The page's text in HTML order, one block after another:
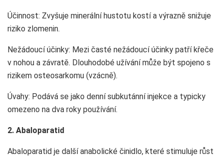
Účinnost: Zvyšuje minerální hustotu kostí a výrazně snižuje
riziko zlomenin.
Nežádoucí účinky: Mezi časté nežádoucí účinky patří křeče
v nohou a závratě. Dlouhodobé užívání může být spojeno s
rizikem osteosarkomu (vzácně).
Úvahy: Podává se jako denní subkutánní injekce a typicky
omezeno na dva roky používání.
2. Abaloparatid
Abaloparatid je další anabolické činidlo, které stimuluje růst